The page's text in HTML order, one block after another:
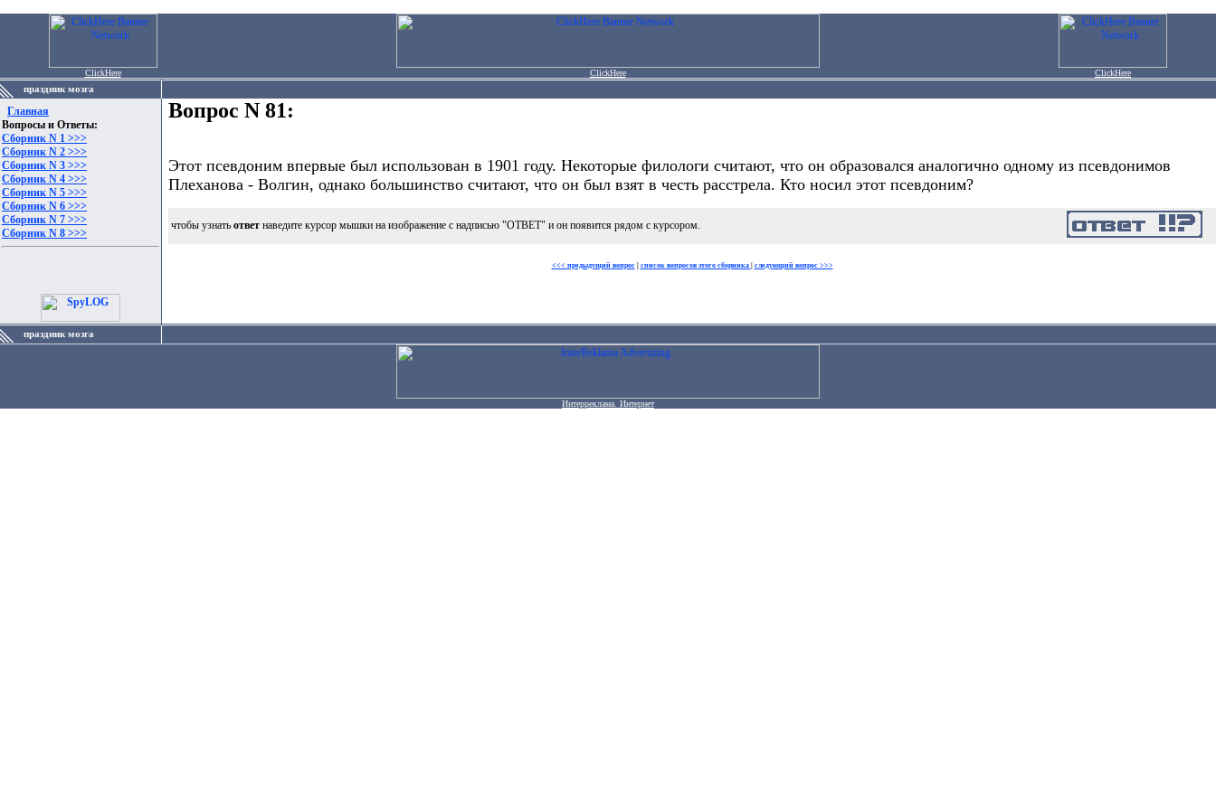
ClickHere ClickHere
ClickHere
праздник мозга
Главная
Вопросы и Ответы:
Сборник N 1 >>>
Сборник N 2 >>>
Сборник N 3 >>>
Сборник N 4 >>>
Сборник N 5 >>>
Сборник N 6 >>>
Сборник N 7 >>>
Сборник N 8 >>>
Вопрос N 81:
Этот псевдоним впервые был использован в 1901 году. Некоторые филологи считают, что он образовался аналогично одному из псевдонимов
Плеханова - Волгин, однако большинство считают, что он был взят в честь расстрела. Кто носил этот псевдоним?
чтобы узнать ответ наведите курсор мышки на изображение с надписью "ОТВЕТ" и он появится рядом с курсором.
<<< предыдущий вопрос| список вопросов этого сборника следующий вопрос >>>
праздник мозга
Интерреклама. Интернет